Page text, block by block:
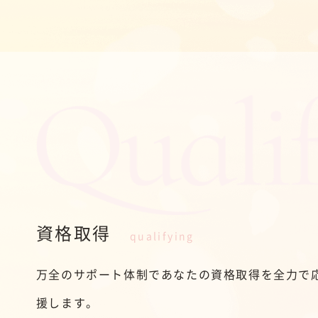
資格取得 qualifying
万全のサポート体制であなたの資格取得を全力で
援します。